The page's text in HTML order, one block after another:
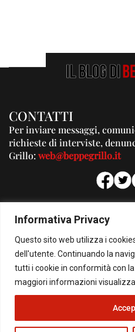
Informativa Privacy
Questo sito web utilizza i
dell'utente. Continuando la
tutti i cookie in conformità con
maggiori informazioni
CONTATTI
Per inviare messaggi,
richieste di interviste,
Grillo:web@beppegrillo.it
Per la
© Copyright 2026 - Il Blog di Beppe